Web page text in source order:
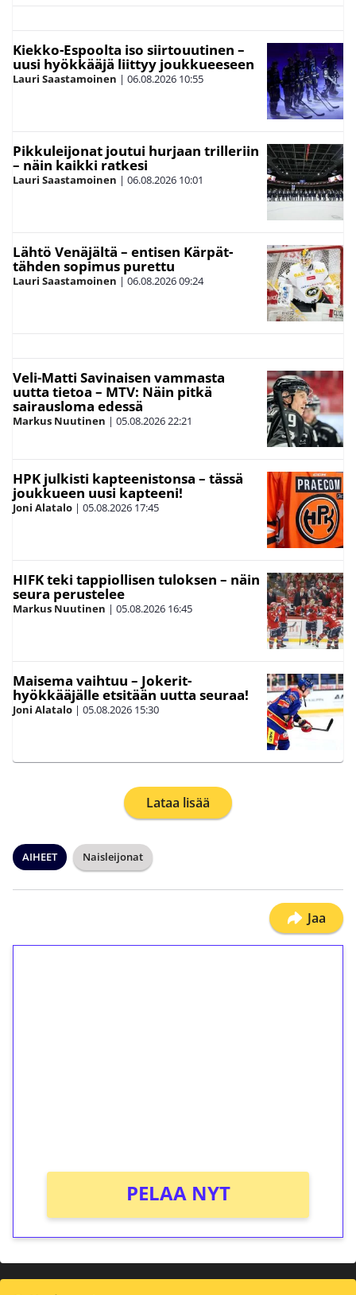
Kiekko-Espoolta iso siirtouutinen –
uusi hyökkääjä liittyy joukkueeseen
Lauri Saastamoinen | 06.08.2026 10:55
Pikkuleijonat joutui hurjaan trilleriin
– näin kaikki ratkesi
Lauri Saastamoinen | 06.08.2026 10:01
Lähtö Venäjältä – entisen Kärpät-
tähden sopimus purettu
Lauri Saastamoinen | 06.08.202609:24
Veli-Matti Savinaisen vammasta
uutta tietoa – MTV: Näin pitkä
sairausloma edessä
Markus Nuutinen | 05.08.202622:21
HPK julkisti kapteenistonsa – tässä
joukkueen uusi kapteeni!
Joni Alatalo | 05.08.2026 17:45
HIFK teki tappiollisen tuloksen – näin
seura perustelee
Markus Nuutinen | 05.08.2026 16:45
Maisema vaihtuu – Jokerit-
hyökkääjälle etsitään uutta seuraa!
Joni Alatalo | 05.08.2026 15:30
Lataa lisää
AIHEET Naisleijonat
Jaa
PELAA NYT